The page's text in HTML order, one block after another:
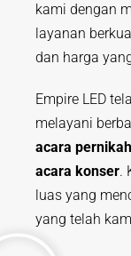
kami dengan
layanan
dan harga
Empire LED
melayani
acara
acara konser.
luas yang
yang telah